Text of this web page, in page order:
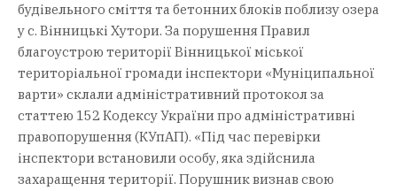
будівельного сміття та бетонних блоків поблизу озера
у с. Вінницькі Хутори. За порушення Правил
благоустрою території Вінницької міської
територіальної громади інспектори «Муніципальної
варти» склали адміністративний протокол за
статтею 152 Кодексу України про адміністративні
правопорушення (КУпАП). «Під час перевірки
інспектори встановили особу, яка здійснила
захаращення території. Порушник визнав свою